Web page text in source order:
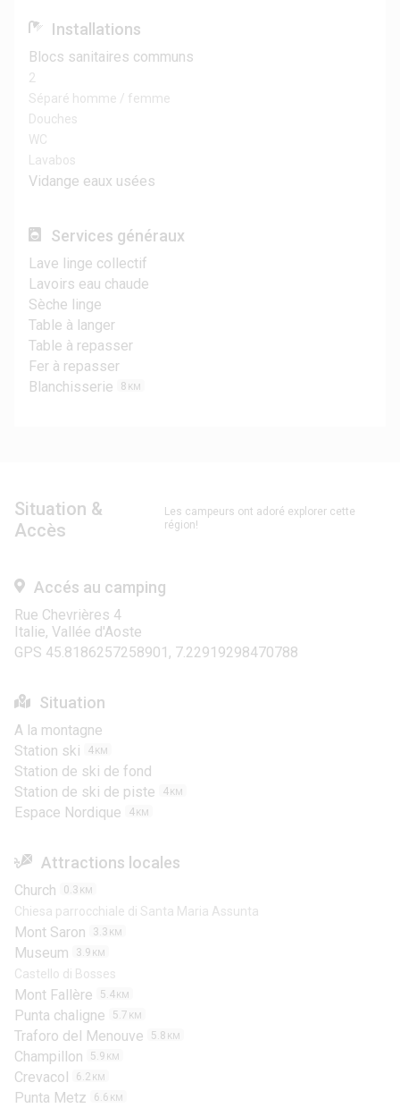
Installations
Blocs sanitaires communs
2
Séparé homme / femme
Douches
WC
Lavabos
Vidange eaux usées
Services généraux
Lave linge collectif
Lavoirs eau chaude
Sèche linge
Table à langer
Table à repasser
Fer à repasser
Blanchisserie
8 KM
Situation &
Accès
Les campeurs ont adoré explorer cette
région!
Accés au camping
Rue Chevrières 4
Italie, Vallée d'Aoste
GPS 45.8186257258901, 7.22919298470788
Situation
A la montagne
Station ski
4 KM
Station de ski de fond
Station de ski de piste
4 KM
Espace Nordique 4 KM
Attractions locales
Church 0.3 KM
Chiesa parrocchiale di Santa Maria Assunta
Mont Saron 3.3 KM
Museum 3.9 KM
Castello di Bosses
Mont Fallère 5.4 KM
Punta chaligne 5.7 KM
Traforo del Menouve 5.8 KM
Champillon 5.9 KM
Crevacol 6.2 KM
Punta Metz 6.6 KM